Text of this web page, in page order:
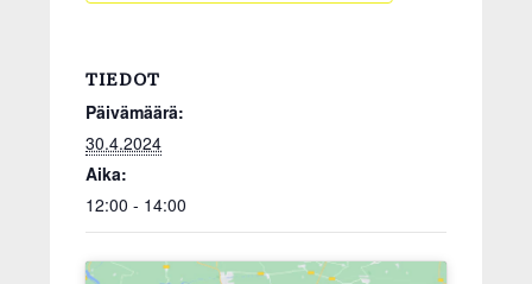
TIEDOT
Päivämäärä:
30.4.2024
Aika:
12:00 - 14:00